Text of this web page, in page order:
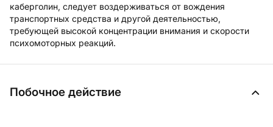
каберголин, следует воздерживаться от вождения
транспортных средства и другой деятельностью,
требующей высокой концентрации внимания и скорости
психомоторных реакций.
Побочное действие